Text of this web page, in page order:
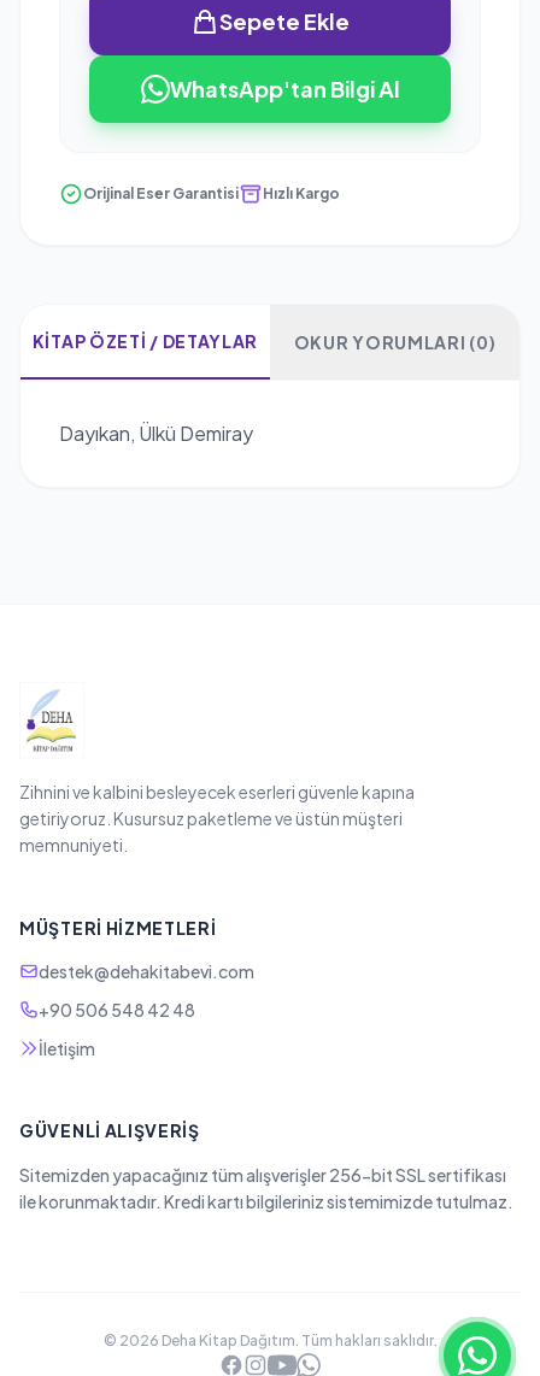
Sepete Ekle
WhatsApp'tan Bilgi Al
Orijinal Eser Garantisi Hızlı Kargo
KITAP ÖZETI / DETAYLAR OKUR YORUMLARI (0)
Dayıkan, Ülkü Demiray
Zihnini ve kalbini besleyecek eserleri güvenle kapına
getiriyoruz. Kusursuz paketleme ve üstün müşteri
memnuniyeti.
MÜŞTERI HIZMETLERI
destek@dehakitabevi.com
+90 506 548 42 48
İletişim
GÜVENLI ALIŞVERIŞ
Sitemizden yapacağınız tüm alışverişler 256-bit SSL sertifikası
ile korunmaktadır. Kredi kartı bilgileriniz sistemimizde tutulmaz.
© 2026 Deha Kitap Dağıtım. Tüm hakları saklıdır.